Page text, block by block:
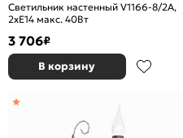
Светильник настенный V1166-8/2A,
2хE14 макс. 40Вт
3 706₽
В корзину